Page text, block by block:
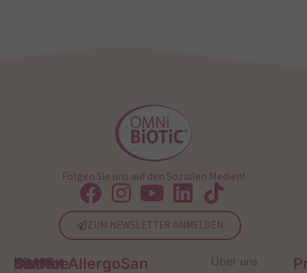
Folgen Sie uns auf den Sozialen Medien!
ZUM NEWSLETTER ANMELDEN
Service
Kontakt
OMNi-
Infos zum
Institut AllergoSan Über uns